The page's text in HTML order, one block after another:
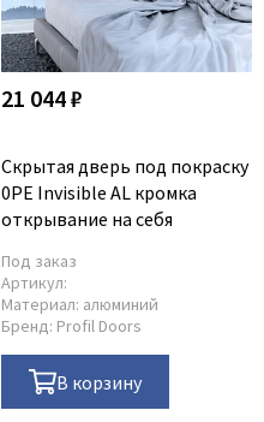
21 044 ₽
Скрытая дверь под покраску
0PE Invisible AL кромка
открывание на себя
Под заказ
Артикул:
Материал: алюминий
Бренд: Profil Doors
В корзину